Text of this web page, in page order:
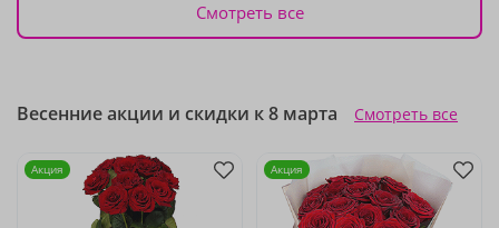
Смотреть все
Весенние акции и скидки к 8 марта Смотреть все
Акция Акция